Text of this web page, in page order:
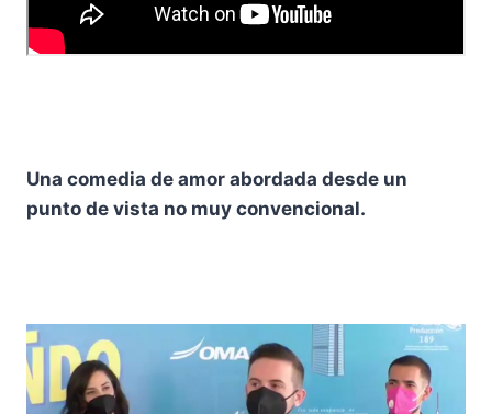
Una comedia de amor abordada desde un
punto de vista no muy convencional.